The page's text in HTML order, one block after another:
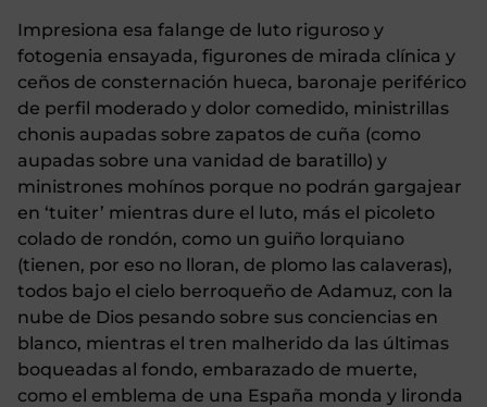
Impresiona esa falange de luto riguroso y
fotogenia ensayada, figurones de mirada clínica y
ceños de consternación hueca, baronaje periférico
de perfil moderado y dolor comedido, ministrillas
chonis aupadas sobre zapatos de cuña (como
aupadas sobre una vanidad de baratillo) y
ministrones mohínos porque no podrán gargajear
en ‘tuiter’ mientras dure el luto, más el picoleto
colado de rondón, como un guiño lorquiano
(tienen, por eso no lloran, de plomo las calaveras),
todos bajo el cielo berroqueño de Adamuz, con la
nube de Dios pesando sobre sus conciencias en
blanco, mientras el tren malherido da las últimas
boqueadas al fondo, embarazado de muerte,
como el emblema de una España monda y lironda